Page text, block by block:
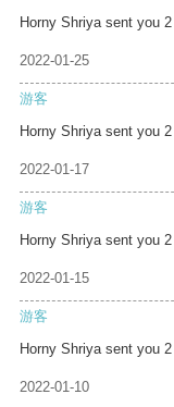
Horny Shriya sent you 2
2022-01-25
游客
Horny Shriya sent you 2
2022-01-17
游客
Horny Shriya sent you 2
2022-01-15
游客
Horny Shriya sent you 2
2022-01-10